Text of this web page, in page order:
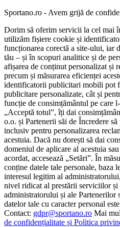
Sportano.ro - Avem grijă de
Dorim să oferim servicii la cel mai
utilizăm fișiere cookie și
funcționarea corectă a site-ului, iar
tău – și în scopuri analitice și de
afișarea de conținut personalizat și
precum și măsurarea eficienței
identificatorii publicitari mobili pot
publicitare personalizate, cât și
funcție de consimțământul pe care
„Acceptă totul”, îți dai
o.o. și Partenerii săi de Încredere
inclusiv pentru personalizarea
acestuia. Dacă nu dorești să dai
domeniul de aplicare al acestuia
acordat, accesează „Setări”. În
conține datele tale personale, baza
interesul legitim al
nivel ridicat al prestării serviciilor
administratorului și ale Partenerilor
datelor tale cu caracter personal
Contact: gdpr@sportano.ro Mai
de confidențialitate și Politica